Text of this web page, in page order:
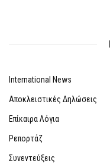
International News
Αποκλειστικές Δηλώσεις
Επίκαιρα Λόγια
Ρεπορτάζ
Συνεντεύξεις